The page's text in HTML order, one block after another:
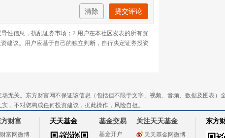
清除 提交评论
性信息，扰乱证券市场；2.用户在本社区发表的所有资
建议。用户应基于自己的独立判断，自行决定证券投资
无关。东方财富网不保证该信息（包括但不限于文字、视频、音频、数据及图表）
，不对您构成任何投资建议，据此操作，风险自担。
财富
富网微博
天天基金 基金交易
基金开户
关注天天基金
天天基金网微博
东方